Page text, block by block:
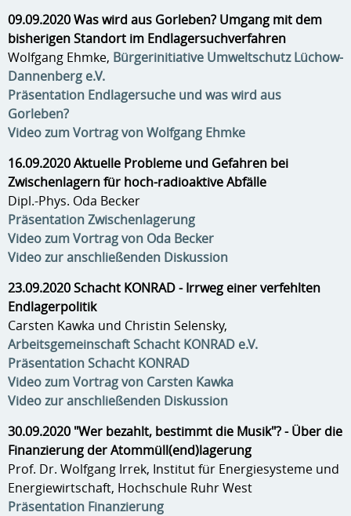
09.09.2020 Was wird aus Gorleben? Umgang mit dem
bisherigen Standort im Endlagersuchverfahren
Wolfgang Ehmke, Bürgerinitiative Umweltschutz Lüchow-
Dannenberg e.V.
Präsentation Endlagersuche und was wird aus
Gorleben?
Video zum Vortrag von Wolfgang Ehmke
16.09.2020 Aktuelle Probleme und Gefahren bei
Zwischenlagern für hoch-radioaktive Abfälle
Dipl.-Phys. Oda Becker
Präsentation Zwischenlagerung
Video zum Vortrag von Oda Becker
Video zur anschließenden Diskussion
23.09.2020 Schacht KONRAD - Irrweg einer verfehlten
Endlagerpolitik
Carsten Kawka und Christin Selensky,
Arbeitsgemeinschaft Schacht KONRAD e.V.
Präsentation Schacht KONRAD
Video zum Vortrag von Carsten Kawka
Video zur anschließenden Diskussion
30.09.2020 "Wer bezahlt, bestimmt die Musik"? - Über die
Finanzierung der Atommüll(end)lagerung
Prof. Dr. Wolfgang Irrek, Institut für Energiesysteme und
Energiewirtschaft, Hochschule Ruhr West
Präsentation Finanzierung